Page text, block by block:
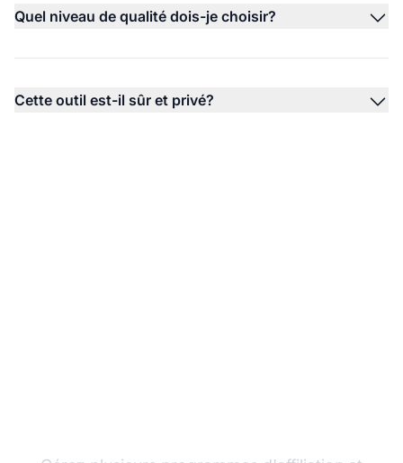
Quel niveau de qualité dois-je choisir?
Cette outil est-il sûr et privé?